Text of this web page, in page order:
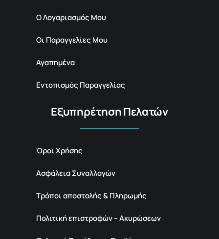
Ο Λογαριασμός Μου
Οι Παραγγελίες Μου
Αγαπημένα
Εντοπισμός Παραγγελίας
Εξυπηρέτηση Πελατών
Όροι Χρήσης
Ασφάλεια Συναλλαγών
Τρόποι αποστολής & Πληρωμής
Πολιτική επιστροφών – Ακυρώσεων